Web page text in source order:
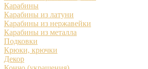
Карабины
Карабины из латуни
Карабины из нержавейки
Карабины из металла
Подковки
Крюки, крючки
Декор